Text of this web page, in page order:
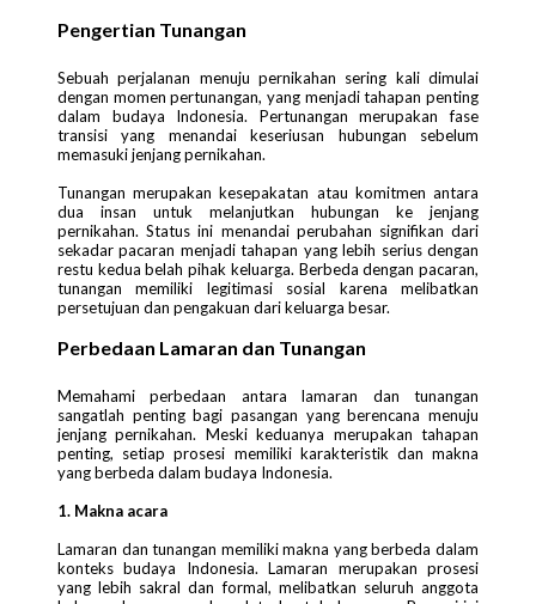
Pengertian Tunangan
Sebuah perjalanan menuju pernikahan sering kali dimulai
dengan momen pertunangan, yang menjadi tahapan penting
dalam budaya Indonesia. Pertunangan merupakan fase
transisi yang menandai keseriusan hubungan sebelum
memasuki jenjang pernikahan.
Tunangan merupakan kesepakatan atau komitmen antara
dua insan untuk melanjutkan hubungan ke jenjang
pernikahan. Status ini menandai perubahan signifikan dari
sekadar pacaran menjadi tahapan yang lebih serius dengan
restu kedua belah pihak keluarga. Berbeda dengan pacaran,
tunangan memiliki legitimasi sosial karena melibatkan
persetujuan dan pengakuan dari keluarga besar.
Perbedaan Lamaran dan Tunangan
Memahami perbedaan antara lamaran dan tunangan
sangatlah penting bagi pasangan yang berencana menuju
jenjang pernikahan. Meski keduanya merupakan tahapan
penting, setiap prosesi memiliki karakteristik dan makna
yang berbeda dalam budaya Indonesia.
1. Makna acara
Lamaran dan tunangan memiliki makna yang berbeda dalam
konteks budaya Indonesia. Lamaran merupakan prosesi
yang lebih sakral dan formal, melibatkan seluruh anggota